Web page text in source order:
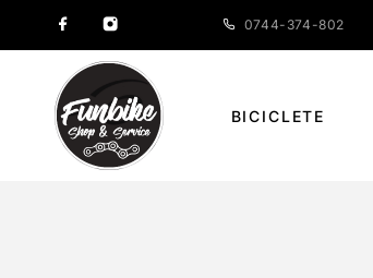
0744-374-802
BICICLETE